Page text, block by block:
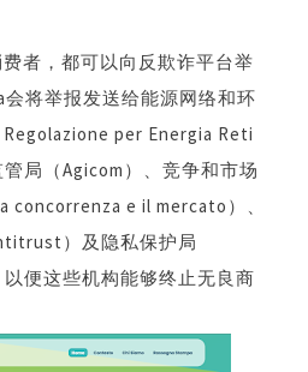
者，都可以向反欺诈平台举
将举报发送给能源网络和环
per Energia Reti
局（Agicom）、竞争和市场
concorrenza e il mercato）、
）及隐私保护局
以便这些机构能够终止无良商